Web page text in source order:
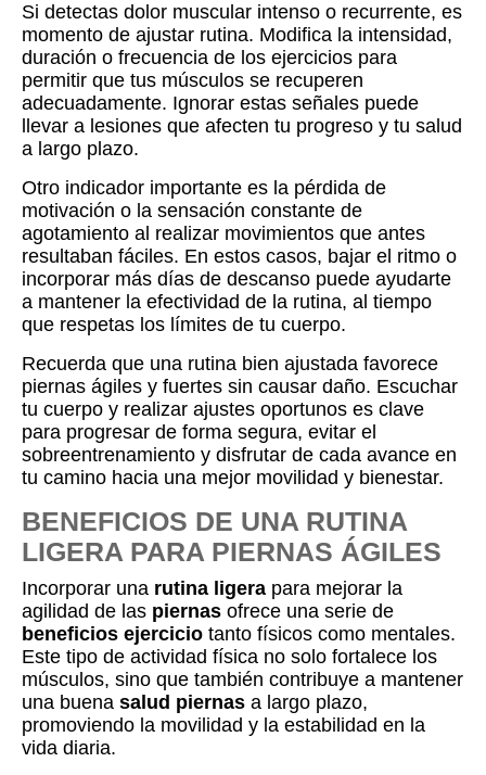
Si detectas dolor muscular intenso o recurrente, es
momento de ajustar rutina. Modifica la intensidad,
duración o frecuencia de los ejercicios para
permitir que tus músculos se recuperen
adecuadamente. Ignorar estas señales puede
llevar a lesiones que afecten tu progreso y tu salud
a largo plazo.
Otro indicador importante es la pérdida de
motivación o la sensación constante de
agotamiento al realizar movimientos que antes
resultaban fáciles. En estos casos, bajar el ritmo o
incorporar más días de descanso puede ayudarte
a mantener la efectividad de la rutina, al tiempo
que respetas los límites de tu cuerpo.
Recuerda que una rutina bien ajustada favorece
piernas ágiles y fuertes sin causar daño. Escuchar
tu cuerpo y realizar ajustes oportunos es clave
para progresar de forma segura, evitar el
sobreentrenamiento y disfrutar de cada avance en
tu camino hacia una mejor movilidad y bienestar.
BENEFICIOS DE UNA RUTINA
LIGERA PARA PIERNAS ÁGILES
Incorporar una rutina ligera para mejorar la
agilidad de las piernas ofrece una serie de
beneficios ejercicio tanto físicos como mentales.
Este tipo de actividad física no solo fortalece los
músculos, sino que también contribuye a mantener
una buena salud piernas a largo plazo,
promoviendo la movilidad y la estabilidad en la
vida diaria.